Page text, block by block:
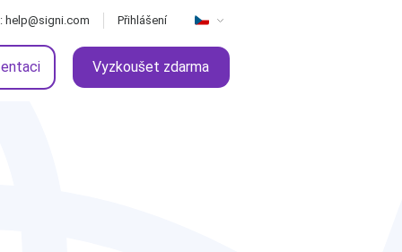
Vyzkoušet zdarma
help@signi.com Přihlášení